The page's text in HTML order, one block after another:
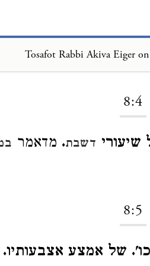
Tosafot Rabbi Akiva Eiger
8:4
דשבת. מדאמר
8:5
של אמצע